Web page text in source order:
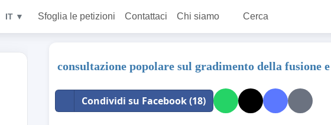
IT ▼ Sfoglia le petizioni Contattaci Chi siamo Cerca
consultazione popolare sul gradimento della fusione
Condividi su Facebook (18)